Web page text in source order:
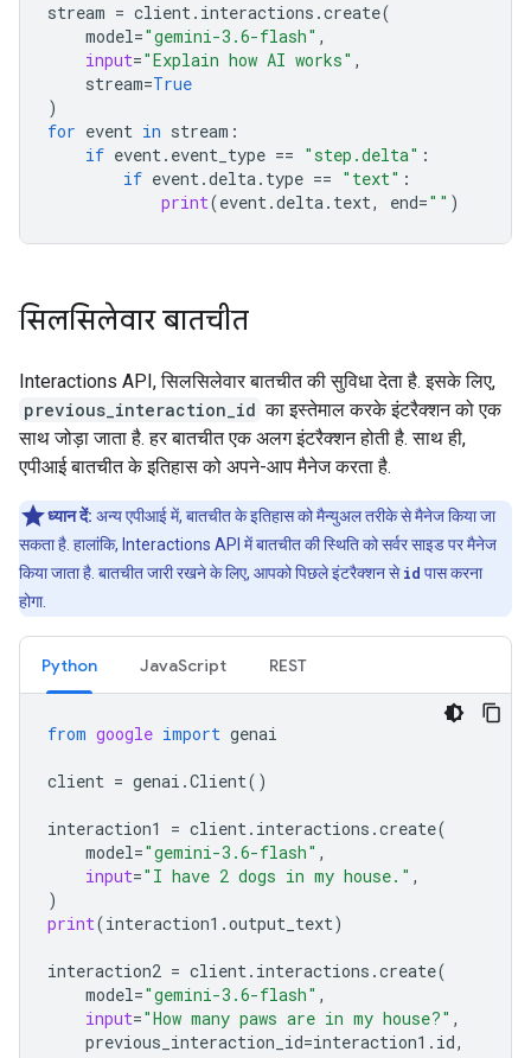
stream = client. interactions .create(
model="gemini-3.6-flash" ,
input="Explain how AI works" ,
stream=True
)
for event in stream :
if event. event_type == "step.delta" :
if event.delta. type == "text" :
print(event.delta. text, end="" )
सिलसिलेवार बातचीत
Interactions API, सिलसिलेवार बातचीत की सुविधा देता है. इसके लिए,
previous_interaction_id का इस्तेमाल करके इंटरैक्शन को एक
साथ जोड़ा जाता है. हर बातचीत एक अलग इंटरैक्शन होती है. साथ ही,
एपीआई बातचीत के इतिहास को अपने-आप मैनेज करता है.
ध्यान दें: अन्य एपीआई में, बातचीत के इतिहास को मैन्युअल तरीके से मैनेज किया जा
सकता है. हालांकि, Interactions API में बातचीत की स्थिति को सर्वर साइड पर मैनेज
किया जाता है. बातचीत जारी रखने के लिए, आपको पिछले इंटरैक्शन सेid पास करना
होगा.
Python JavaScript REST
from google import genai
client = genai .Client()
interaction1 = client. interactions .create(
model="gemini-3.6-flash" ,
input="I have 2 dogs in my house." ,
)
print(interaction1 .output_text)
interaction2 = client. interactions .create(
model="gemini-3.6-flash" ,
input="How many paws are in my house?" ,
previous_interaction_id=interaction1 . id,